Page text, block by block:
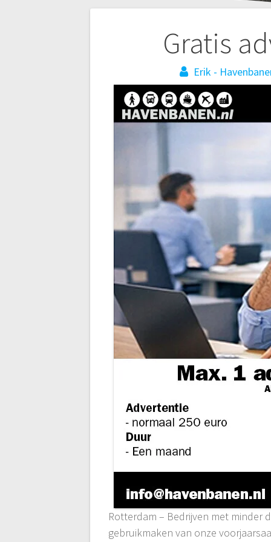
Gratis
Erik -
Rotterdam – Bedrijven met minder
gebruikmaken van onze
Bericht
navigatie